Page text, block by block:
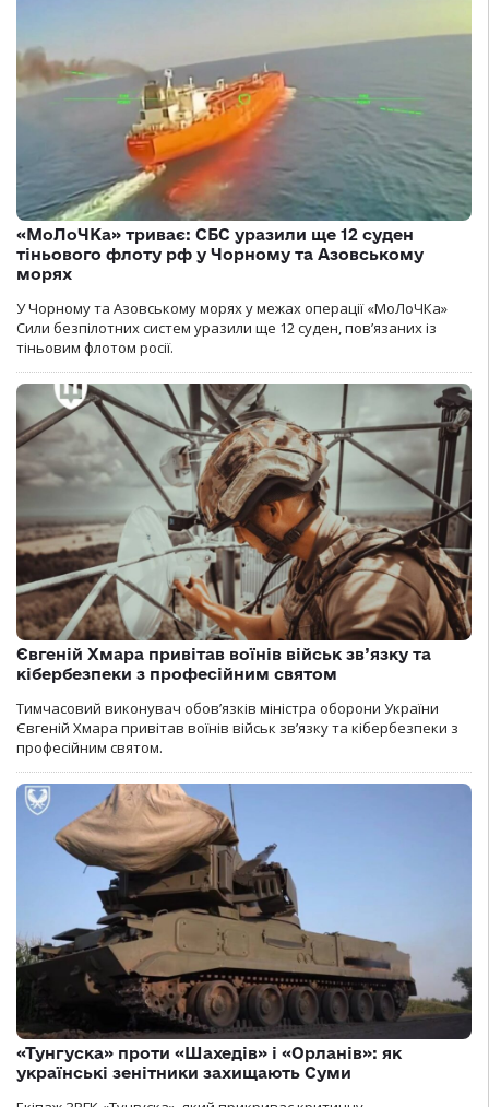
«МоЛоЧКа» триває: СБС уразили ще 12 суден
тіньового флоту рф у Чорному та Азовському
морях
У Чорному та Азовському морях у межах операції «МоЛоЧКа»
Сили безпілотних систем уразили ще 12 суден, пов’язаних із
тіньовим флотом росії.
Євгеній Хмара привітав воїнів військ зв’язку та
кібербезпеки з професійним святом
Тимчасовий виконувач обов’язків міністра оборони України
Євгеній Хмара привітав воїнів військ зв’язку та кібербезпеки з
професійним святом.
«Тунгуска» проти «Шахедів» і «Орланів»: як
українські зенітники захищають Суми